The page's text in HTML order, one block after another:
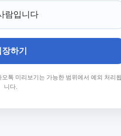
람입니다
하기
톡 미리보기는 가능한 범위에서 예외 처리
니다.